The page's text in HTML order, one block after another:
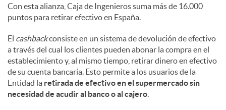
Con esta alianza, Caja de Ingenieros suma más de 16.000
puntos para retirar efectivo en España.
El cashbackconsiste en un sistema de devolución de efectivo
a través del cual los clientes pueden abonar la compra en el
establecimiento y, al mismo tiempo, retirar dinero en efectivo
de su cuenta bancaria. Esto permite a los usuarios de la
Entidad la retirada de efectivo en el supermercado sin
necesidad de acudir al banco o al cajero.